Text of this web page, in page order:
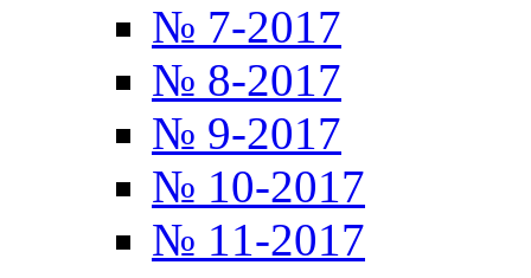
№ 7-2017
№ 8-2017
№ 9-2017
№ 10-2017
№ 11-2017